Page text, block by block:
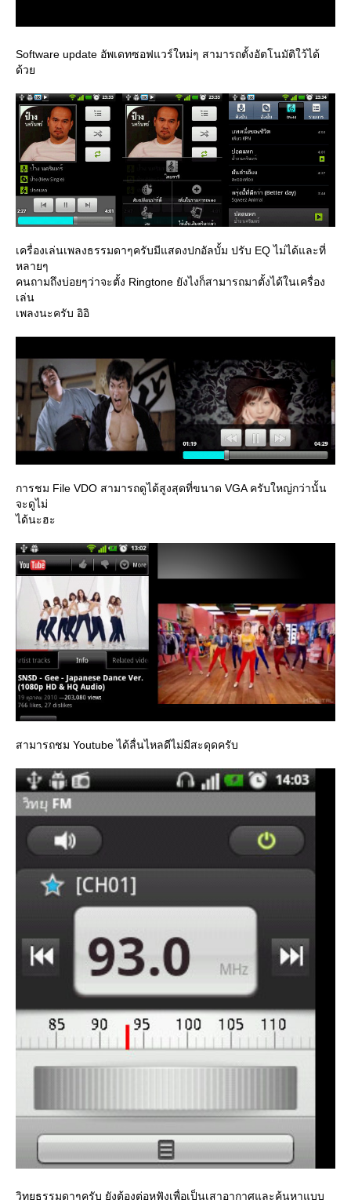
Software update อัพเดทซอฟแวร์ใหม่ๆ สามารถตั้งอัตโนมัติใว้ได้
ด้ว
เครื่องเล่นเพลงธรรมดาๆครับมีแสดงปกอัลบั้ม ปรับ EQ ไม่ได้และที่
หลายๆ
คนถามถึงบ่อยๆว่าจะตั้ง Ringtone ยังไงก็สามารถมาตั้งได้ในเครื่อง
เล่น
เพลงนะครับ อิอิ
การชม File VDO สามารถดูได้สูงสุดที่ขนาด VGA ครับใหญ่กว่านั้น
จะดูไม่
ได้นะฮะ
สามารถชม Youtube ได้ลื่นไหลดีไม่มีสะดุดครับ
วิทยุธรรมดาๆครับ ยังต้องต่อหูฟังเพื่อเป็นเสาอากาศและค้นหาแบบ